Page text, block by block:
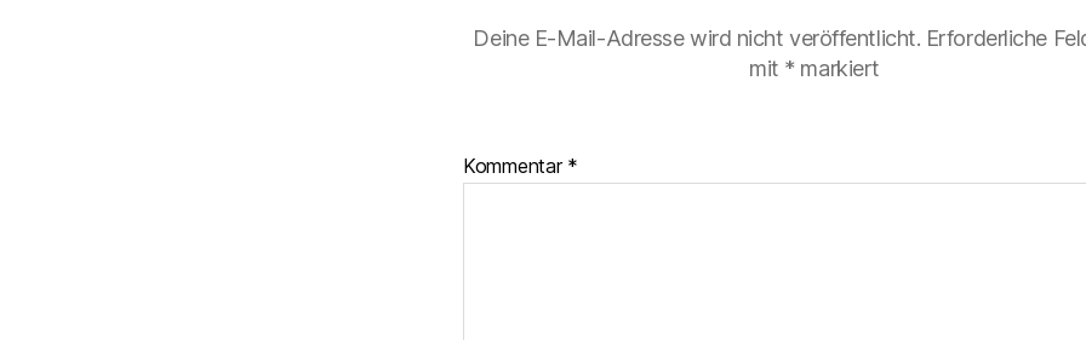
Deine E-Mail-Adresse wird nicht veröffentlicht. Erforderliche
mit * markiert
Kommentar *